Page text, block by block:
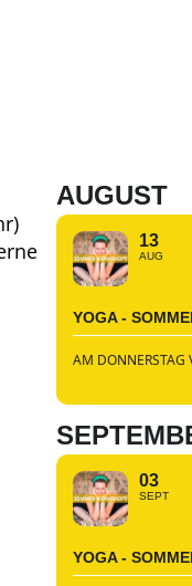
AUGUST
13
AUG
YOGA -
AM DONNERSTAG
03
SEPT
YOGA -